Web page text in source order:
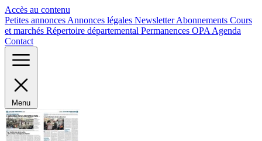
Accès au contenu
Petites annonces Annonces légales NewsletterAbonnements Cours
et marchés Répertoire départemental Permanences OPA Agenda
Contact
Menu
Panneau de gestion des cookies